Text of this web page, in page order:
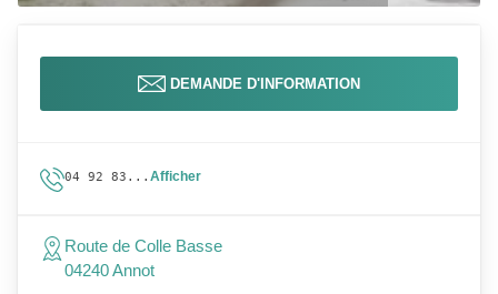
DEMANDE D'INFORMATION
04 92 83... Afficher
Route de Colle Basse
04240 Annot